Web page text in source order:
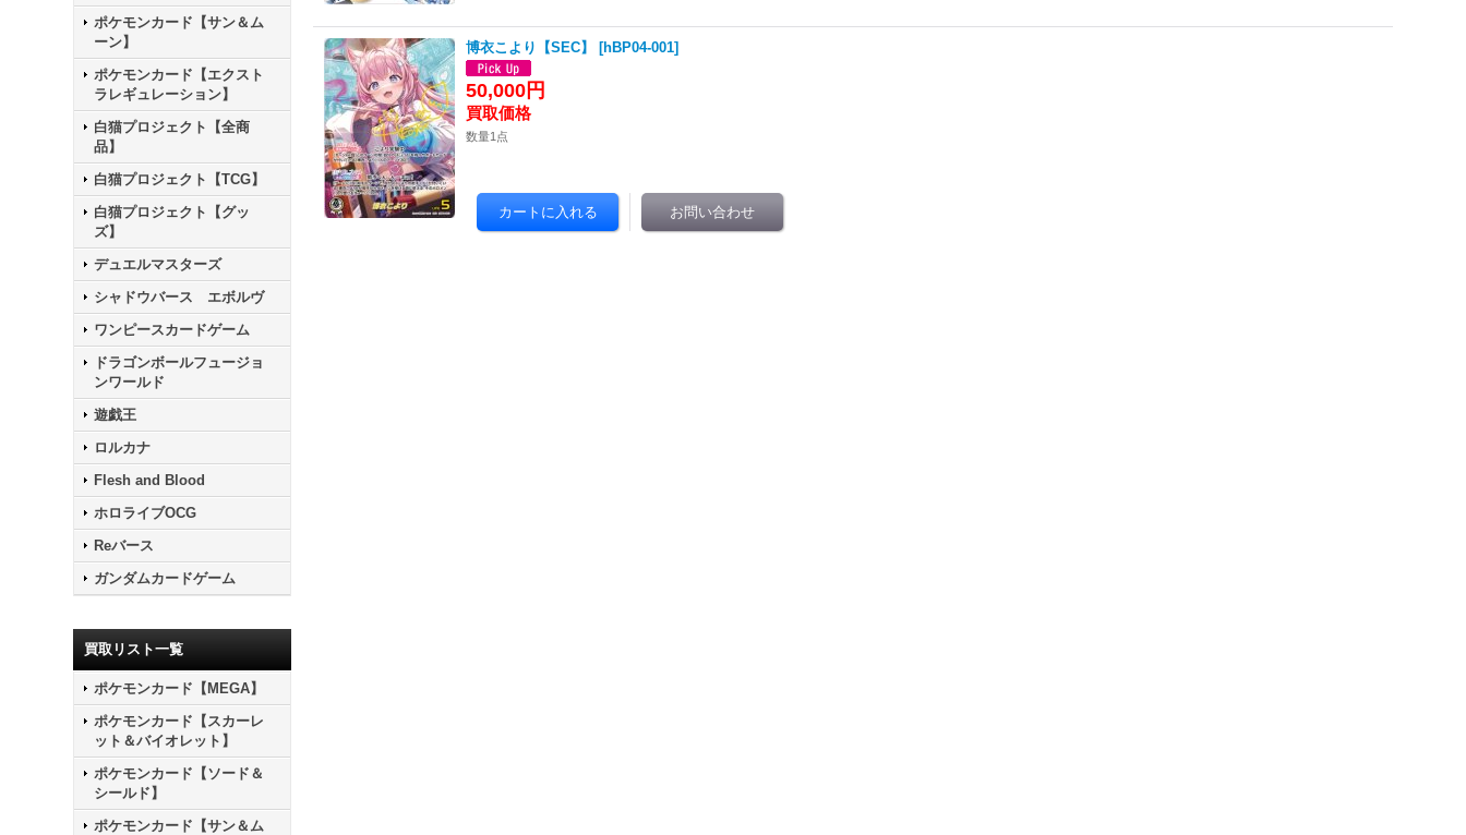
ポケモンカード【サン＆ム
ーン】
ポケモンカード【エクスト
ラレギュレーション】
白猫プロジェクト【全商
品】
白猫プロジェクト【TCG】
白猫プロジェクト【グッ
ズ】
デュエルマスターズ
シャドウバース エボルヴ
ワンピースカードゲーム
ドラゴンボールフュージョ
ンワールド
遊戯王
ロルカナ
Flesh and Blood
ホロライブOCG
Reバース
ガンダムカードゲーム
買取リスト一覧
ポケモンカード【MEGA】
ポケモンカード【スカーレ
ット＆バイオレット】
ポケモンカード【ソード＆
シールド】
ポケモンカード【サン＆ム
博衣こより【SEC】 [hBP04-001]
50,000円
数量1点